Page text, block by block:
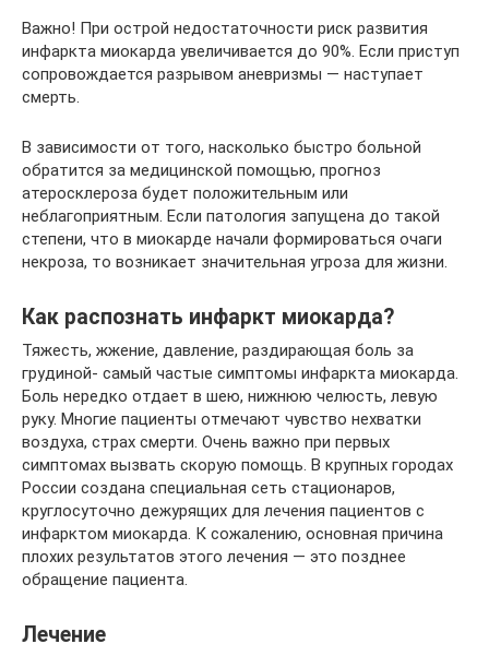
Важно! При острой недостаточности риск развития
инфаркта миокарда увеличивается до 90%. Если приступ
сопровождается разрывом аневризмы — наступает
смерть.
В зависимости от того, насколько быстро больной
обратится за медицинской помощью, прогноз
атеросклероза будет положительным или
неблагоприятным. Если патология запущена до такой
степени, что в миокарде начали формироваться очаги
некроза, то возникает значительная угроза для жизни.
Как распознать инфаркт миокарда?
Тяжесть, жжение, давление, раздирающая боль за
грудиной- самый частые симптомы инфаркта миокарда.
Боль нередко отдает в шею, нижнюю челюсть, левую
руку. Многие пациенты отмечают чувство нехватки
воздуха, страх смерти. Очень важно при первых
симптомах вызвать скорую помощь. В крупных городах
России создана специальная сеть стационаров,
круглосуточно дежурящих для лечения пациентов с
инфарктом миокарда. К сожалению, основная причина
плохих результатов этого лечения — это позднее
обращение пациента.
Лечение